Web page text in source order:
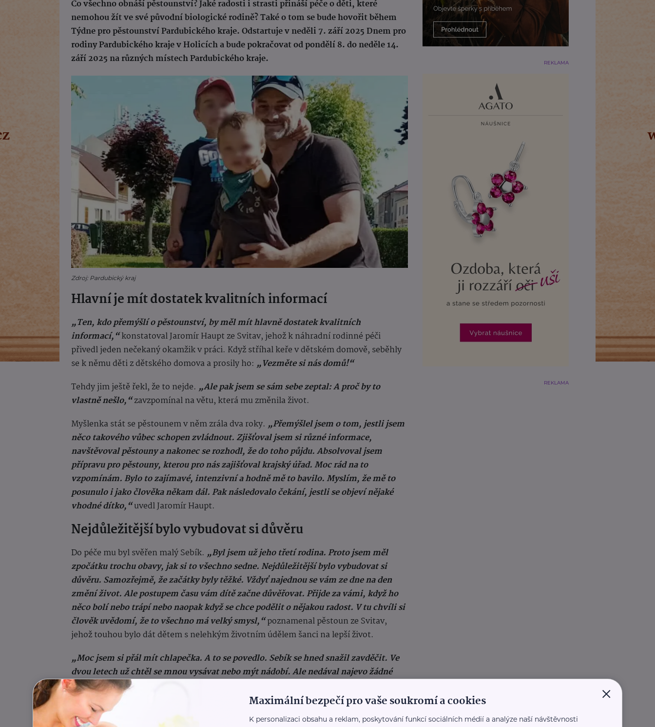
Co všechno obnáší pěstounství? Jaké radosti i strasti přináší péče o děti, které
nemohou žít ve své původní biologické rodině? Také o tom se bude hovořit během
Týdne pro pěstounství Pardubického kraje. Odstartuje v neděli 7. září 2025 Dnem pro
rodiny Pardubického kraje v Holicích a bude pokračovat od pondělí 8. do neděle 14.
září 2025 na různých místech Pardubického kraje.
Zdroj: Pardubický kraj
Hlavní je mít dostatek kvalitních informací
„Ten, kdo přemýšlí o pěstounství, by měl mít hlavně dostatek kvalitních
informací,“konstatoval Jaromír Haupt ze Svitav, jehož k náhradní rodinné péči
přivedl jeden nečekaný okamžik v práci. Když stříhal keře v dětském domově, seběhly
se k němu děti z dětského domova a prosily ho: „Vezměte si nás domů!“
Tehdy jim ještě řekl, že to nejde. „Ale pak jsem se sám sebe zeptal: A proč by to
vlastně nešlo,“zavzpomínal na větu, která mu změnila život.
Myšlenka stát se pěstounem v něm zrála dva roky. „Přemýšlel jsem o tom, jestli jsem
něco takového vůbec schopen zvládnout. Zjišťoval jsem si různé informace,
navštěvoval pěstouny a nakonec se rozhodl, že do toho půjdu. Absolvoval jsem
přípravu pro pěstouny, kterou pro nás zajišťoval krajský úřad. Moc rád na to
vzpomínám. Bylo to zajímavé, intenzivní a hodně mě to bavilo. Myslím, že mě to
posunulo i jako člověka někam dál. Pak následovalo čekání, jestli se objeví nějaké
vhodné dítko,“uvedl Jaromír Haupt.
Nejdůležitější bylo vybudovat si důvěru
Do péče mu byl svěřen malý Sebík. „Byl jsem už jeho třetí rodina. Proto jsem měl
zpočátku trochu obavy, jak si to všechno sedne. Nejdůležitější bylo vybudovat si
důvěru. Samozřejmě, že začátky byly těžké. Vždyť najednou se vám ze dne na den
změní život. Ale postupem času vám dítě začne důvěřovat. Přijde za vámi, když ho
něco bolí nebo trápí nebo naopak když se chce podělit o nějakou radost. V tu chvíli si
člověk uvědomí, že to všechno má velký smysl,“poznamenal pěstoun ze Svitav,
jehož touhou bylo dát dětem s nelehkým životním údělem šanci na lepší život.
„Moc jsem si přál mít chlapečka. A to se povedlo. Sebík se hned snažil zavděčit. Ve
dvou letech už chtěl se mnou vysávat nebo mýt nádobí. Ale nedával najevo žádné
emoce. Jako obrovský úspěch beru, že po třech letech se dokáže smát a radovat.
Nejkrásnější je, když za mnou přijde, že se chce pomazlit a popřeje mi třeba krásnou
dobrou noc. Nebo když mě něco bolí, přinese mi své oblíbené plyšáky, abych se cítil
REKLAMA
REKLAMA
×
Maximální bezpečí pro vaše soukromí a cookies
K personalizaci obsahu a reklam, poskytování funkcí sociálních médií a analýze naší návštěvnosti